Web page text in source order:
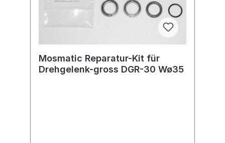
Mosmatic Reparatur-Kit für
Drehgelenk-gross DGR-30 Wø35